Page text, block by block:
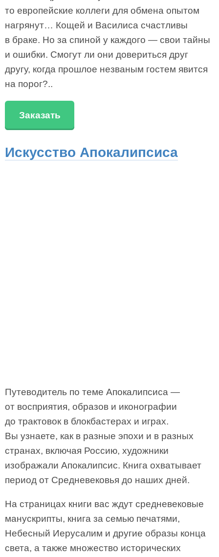
то европейские коллеги для обмена опытом
нагрянут… Кощей и Василиса счастливы
в браке. Но за спиной у каждого — свои тайны
и ошибки. Смогут ли они довериться друг
другу, когда прошлое незваным гостем явится
на порог?..
Заказать
Искусство Апокалипсиса
Путеводитель по теме Апокалипсиса —
от восприятия, образов и иконографии
до трактовок в блокбастерах и играх.
Вы узнаете, как в разные эпохи и в разных
странах, включая Россию, художники
изображали Апокалипсис. Книга охватывает
период от Средневековья до наших дней.
На страницах книги вас ждут средневековые
манускрипты, книга за семью печатями,
Небесный Иерусалим и другие образы конца
света, а также множество исторических